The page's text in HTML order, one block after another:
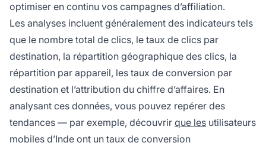
optimiser en continu vos campagnes d’affiliation.
Les analyses incluent généralement des indicateurs tels
que le nombre total de clics, le taux de clics par
destination, la répartition géographique des clics, la
répartition par appareil, les taux de conversion par
destination et l’attribution du chiffre d’affaires. En
analysant ces données, vous pouvez repérer des
tendances — par exemple, découvrir que les utilisateurs
mobiles d’Inde ont un taux de conversion